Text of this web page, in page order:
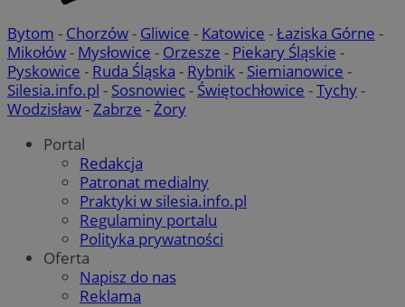
Bytom - Chorzów- Gliwice - Katowice -Łaziska Górne -
Mikołów- Mysłowice - Orzesze - Piekary Śląskie -
Pyskowice - Ruda Śląska - Rybnik- Siemianowice -
Silesia.info.pl - Sosnowiec- Świętochłowice -Tychy-
Wodzisław-Zabrze -Żory
Portal
Redakcja
Patronat medialny
Praktyki w silesia.info.pl
Regulaminy portalu
Polityka prywatności
Oferta
Napisz do nas
Reklama